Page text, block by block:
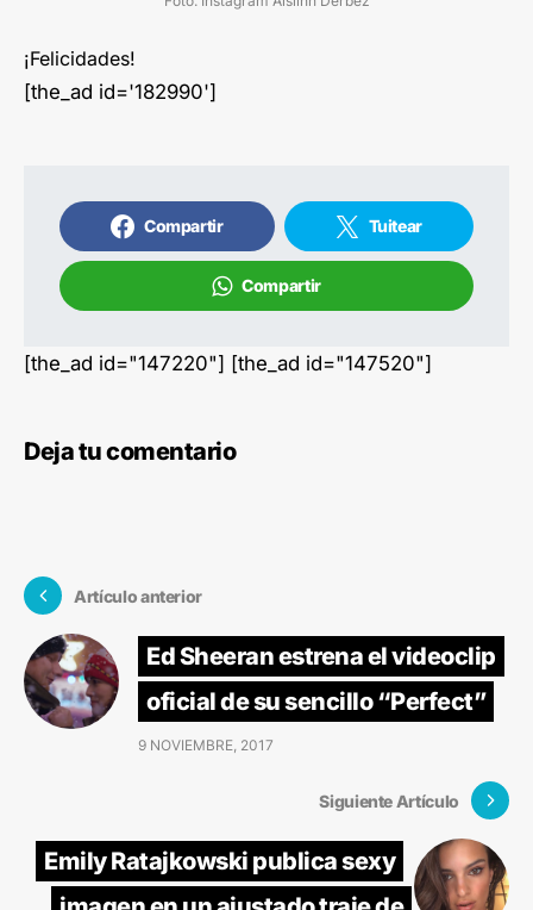
¡Felicidades!
[the_ad id='182990']
Compartir Tuitear
Compartir
[the_ad id="147220"] [the_ad id="147520"]
Deja tu comentario
Artículo anterior
Ed Sheeran estrena el videoclip
oficial de su sencillo “Perfect”
9 NOVIEMBRE, 2017
Siguiente Artículo
Emily Ratajkowski publica sexy